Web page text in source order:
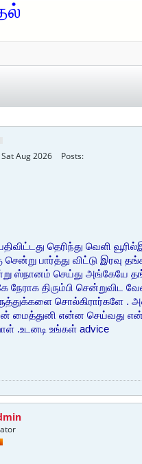
Sat Aug 2026 Posts:
தெரிந்து வெளி
பார்த்து விட்டு இரவு
ஸ்நானம் செய்து அங்கேயே
நேராக திரும்பி சென்றுவிட
சொல்கிரார்களே .
மைத்துனி என்ன செய்வது
.உடனடி உங்கள் advice